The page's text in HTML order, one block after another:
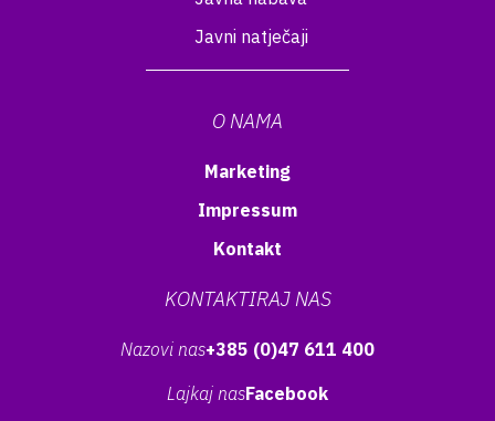
Javni natječaji
O NAMA
Marketing
Impressum
Kontakt
KONTAKTIRAJ NAS
Nazovi nas+385 (0)47 611 400
Lajkaj nasFacebook